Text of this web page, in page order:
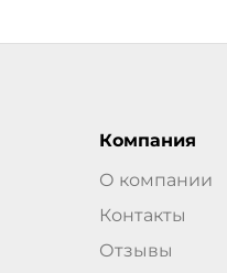
Компания
О компании
Контакты
Отзывы